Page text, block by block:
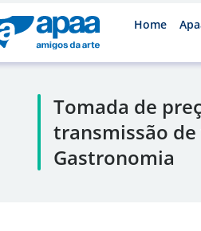
Home
Tomada de
transmissão de
Gastronomia